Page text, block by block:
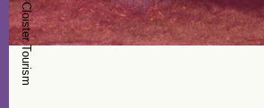
Cloister Tourism